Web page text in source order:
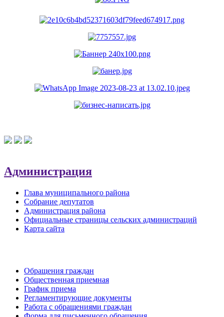
Администрация
Глава муниципального района
Собрание депутатов
Администрация района
Официальные страницы сельских администраций
Карта сайта
Обращения граждан
Общественная приемная
График приема
Регламентирующие документы
Работа с обращениями граждан